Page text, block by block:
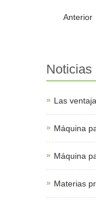
Anterior
Noticias
Las
Máquina
Máquina
Materias